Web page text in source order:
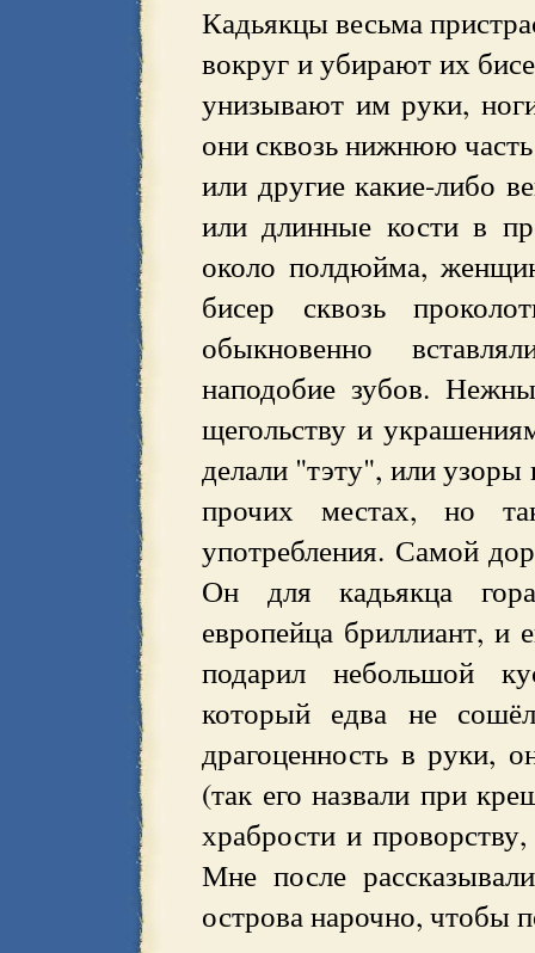
Кадьякцы весьма
вокруг и убирают их
унизывают им руки,
они сквозь нижнюю
или другие какие-либо
или длинные кости в
около полдюйма,
бисер сквозь
обыкновенно
наподобие зубов.
щегольству и
делали "тэту", или узоры
прочих местах, но
употребления. Самой
Он для кадьякца
европейца бриллиант, и
подарил небольшой
который едва не
драгоценность в руки,
(так его назвали при
храбрости и
Мне после
острова нарочно, чтобы